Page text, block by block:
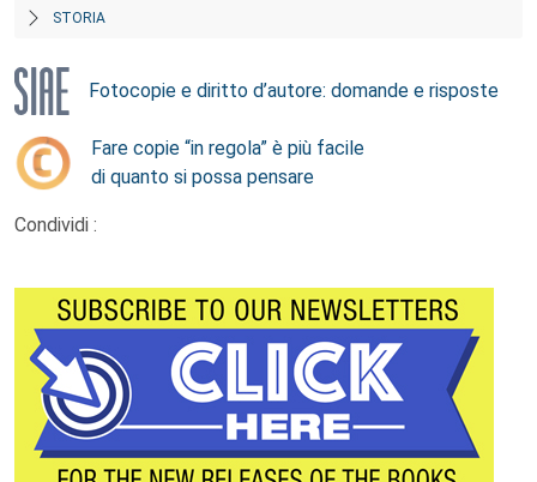
STORIA
Fotocopie e diritto d’autore: domande e risposte
Fare copie “in regola” è più facile
di quanto si possa pensare
Condividi :